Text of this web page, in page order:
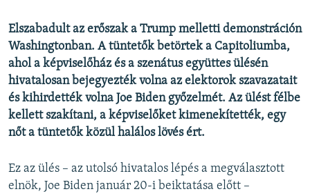
Valamennyi RFE/RL weboldal
Elszabadult az erőszak a Trump melletti demonstráción
Washingtonban. A tüntetők betörtek a Capitoliumba,
ahol a képviselőház és a szenátus együttes ülésén
hivatalosan bejegyezték volna az elektorok szavazatait
és kihirdették volna Joe Biden győzelmét. Az ülést félbe
kellett szakítani, a képviselőket kimenekítették, egy
nőt a tüntetők közül halálos lövés ért.
Ez az ülés – az utolsó hivatalos lépés a megválasztott
elnök, Joe Biden január 20-i beiktatása előtt –